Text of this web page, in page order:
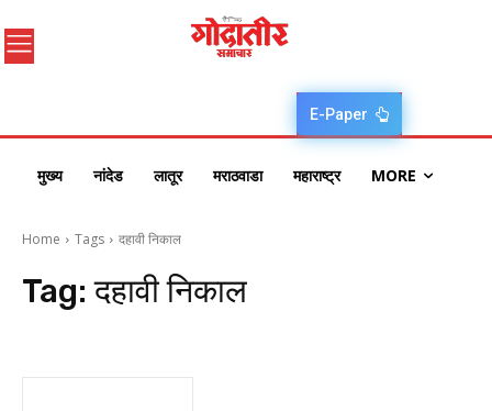
E-Paper
मुख्य नांदेड लातूर मराठवाडा महाराष्ट्र MORE
Home Tags दहावी निकाल
Tag:दहावी निकाल